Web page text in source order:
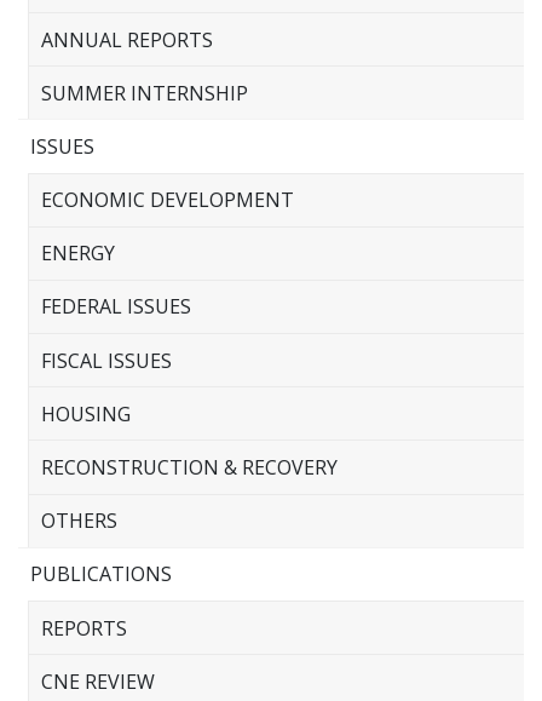
ANNUAL REPORTS
SUMMER INTERNSHIP
ISSUES
ECONOMIC DEVELOPMENT
ENERGY
FEDERAL ISSUES
FISCAL ISSUES
HOUSING
RECONSTRUCTION & RECOVERY
OTHERS
PUBLICATIONS
REPORTS
CNE REVIEW